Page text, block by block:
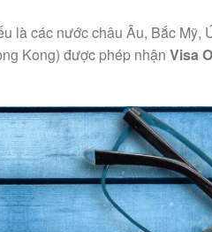
là các nước châu Âu, Bắc Mỹ,
Kong) được phép nhận Visa